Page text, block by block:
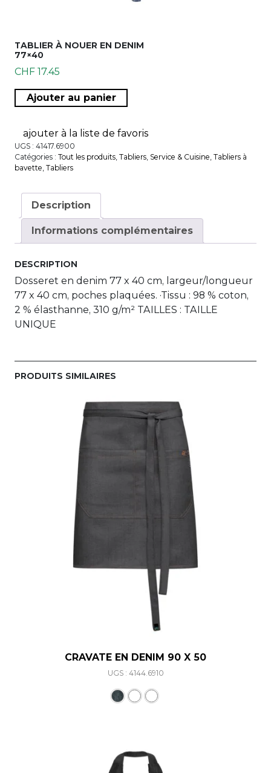
TABLIER À NOUER EN DENIM
77×40
CHF 17.45
quantité de Tablier à nouer en denim 77x40
Ajouter au panier
ajouter à la liste de favoris
UGS : 41417.6900
Catégories : Tout les produits Tabliers Service & Cuisine Tabliers à
bavette Tabliers
Description
Informations complémentaires
DESCRIPTION
Dosseret en denim 77 x 40 cm, largeur/longueur
77 x 40 cm, poches plaquées. ·Tissu : 98 % coton,
2 % élasthanne, 310 g/m² TAILLES : TAILLE
UNIQUE
PRODUITS SIMILAIRES
CRAVATE EN DENIM 90 X 50
UGS : 4144.6910